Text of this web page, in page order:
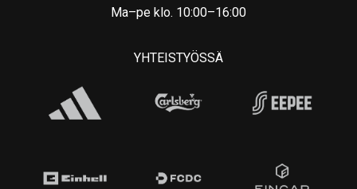
Ma–pe klo. 10:00–16:00
YHTEISTYÖSSÄ